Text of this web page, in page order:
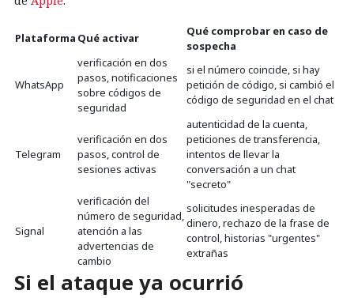
Plataforma Qué activar
Qué comprobar en caso de
sospecha
WhatsApp
verificación en dos
pasos, notificaciones
sobre códigos de
seguridad
si el número coincide, si hay
petición de código, si cambió el
código de seguridad en el chat
Telegram
verificación en dos
pasos, control de
sesiones activas
autenticidad de la cuenta,
peticiones de transferencia,
intentos de llevar la
conversación a un chat
"secreto"
Signal
verificación del
número de seguridad,
atención a las
advertencias de
cambio
solicitudes inesperadas de
dinero, rechazo de la frase de
control, historias "urgentes"
extrañas
Si el ataque ya ocurrió